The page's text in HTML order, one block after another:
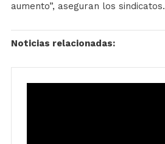
aumento”, aseguran los sindicatos.
Noticias relacionadas: